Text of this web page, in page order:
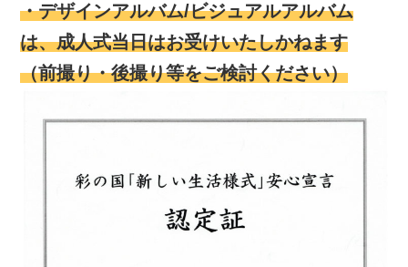
・デザインアルバム/ビジュアルアルバム
は、成人式当日はお受けいたしかねます
（前撮り・後撮り等をご検討ください）